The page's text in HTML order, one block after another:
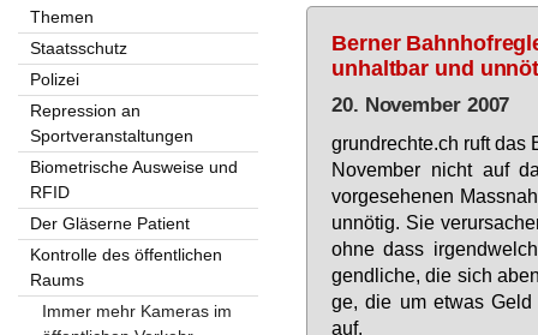
Berner
unhaltbar und
20. November 2007
grund­rech­te.ch ruft das
No­vem­ber nicht auf
vor­ge­se­he­nen
un­nö­tig. Sie
oh­ne dass
gend­li­che, die sich
ge, die um et­was
auf.
Themen
Staatsschutz
Polizei
Repression an
Sportveranstaltungen
Biometrische Ausweise und
RFID
Der Gläserne Patient
Kontrolle des öffentlichen
Raums
Immer mehr Kameras im